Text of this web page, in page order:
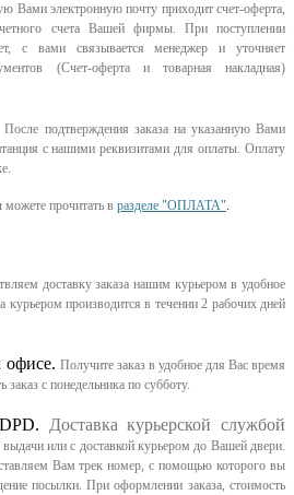
Вами электронную почту приходит счет-оферта,
счета Вашей фирмы. При поступлении
с вами связывается менеджер и уточняет
(Счет-оферта и товарная накладная)
После подтверждения заказа на указанную Вами
с нашими реквизитами для оплаты. Оплату
прочитать в разделе "ОПЛАТА".
доставку заказа нашим курьером в удобное
курьером производится в течении 2 рабочих дней
офисе. Получите заказ в удобное для Вас время
заказ с понедельника по субботу.
Доставка курьерской службой
выдачи или с доставкой курьером до Вашей двери.
Вам трек номер, с помощью которого вы
посылки. При оформлении заказа, стоимость